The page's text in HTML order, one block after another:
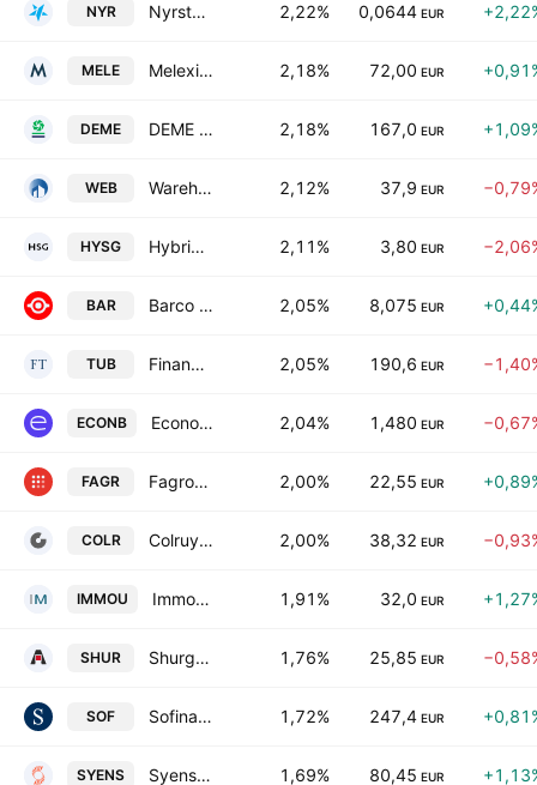
NYR Nyrstar NV 2,22% 0,0644 EUR
MELE Melexis NV 2,18% 72,00 EUR
DEME DEME Group NV 2,18% 167,0 EUR
WEB Warehouses Estates N.V. 2,12% 37,9 EUR
HYSG Hybrid Software Group PLC 2,11% 3,80 EUR
BAR Barco NV 2,05% 8,075 EUR
TUB Financiere de Tubize S.A. 2,05% 190,6 EUR
ECONB Econocom Group SE Class D 2,04% 1,480 EUR
FAGR Fagron SA 2,00% 22,55 EUR
COLR Colruyt Group N.V. 2,00% 38,32 EUR
IMMOU Immo Moury SCA 1,91% 32,0 EUR
SHUR Shurgard Self Storage Limited 1,76% 25,85 EUR
SOF Sofina SA 1,72% 247,4 EUR
SYENS Syensqo SA/NV 1,69% 80,45 EUR